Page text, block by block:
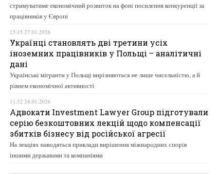
стримуватиме економічний розвиток на фоні посилення конкуренції за
працівників у Європі
15:15 27.01.2026
Українці становлять дві третини усіх
іноземних працівників у Польщі – аналітичні
дані
Українські мігранти у Польщі вирізняються не лише чисельністю, а й
рівнем економічної активності
11:32 24.01.2026
Адвокати Investment Lawyer Group підготували
серію безкоштовних лекцій щодо компенсації
збитків бізнесу від російської агресії
На лекціях наводяться приклади вирішення міжнародних спорів
іншими державами та компаніями